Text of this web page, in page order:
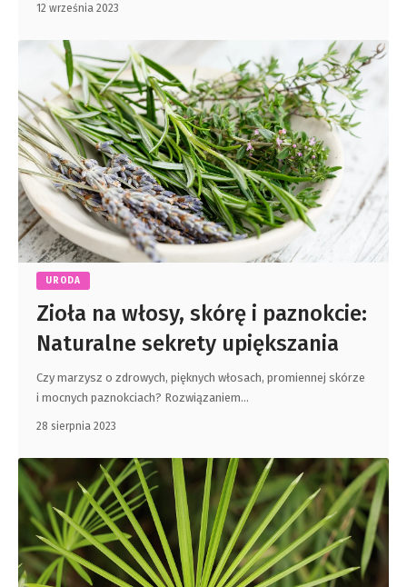
12 września 2023
URODA
Zioła na włosy, skórę i paznokcie:
Naturalne sekrety upiększania
Czy marzysz o zdrowych, pięknych włosach, promiennej skórze
i mocnych paznokciach? Rozwiązaniem…
28 sierpnia 2023